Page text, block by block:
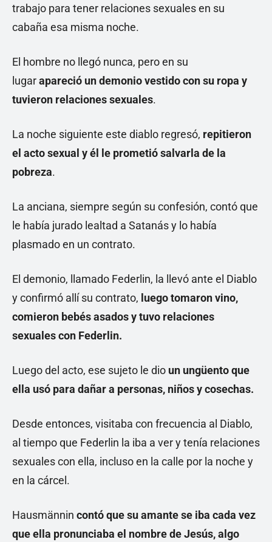
trabajo para tener relaciones sexuales en su
cabaña esa misma noche.
El hombre no llegó nunca, pero en su
lugarapareció un demonio vestido con su ropa y
tuvieron relaciones sexuales.
La noche siguiente este diablo regresó, repitieron
el acto sexual y él le prometió salvarla de la
pobreza.
La anciana, siempre según su confesión, contó que
le había jurado lealtad a Satanás y lo había
plasmado en un contrato.
El demonio, llamado Federlin, la llevó ante el Diablo
y confirmó allí su contrato, luego tomaron vino,
comieron bebés asados y tuvo relaciones
sexuales con Federlin.
Luego del acto, ese sujeto le dio un ungüento que
ella usó para dañar a personas, niños y cosechas.
Desde entonces, visitaba con frecuencia al Diablo,
al tiempo que Federlin la iba a ver y tenía relaciones
sexuales con ella, incluso en la calle por la noche y
en la cárcel.
Hausmännin contó que su amante se iba cada vez
que ella pronunciaba el nombre de Jesús, algo